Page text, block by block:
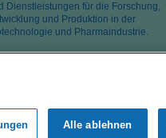
Dienstleistungen für die Forschung,
und Produktion in der
und Pharmaindustrie.
Alle ablehnen